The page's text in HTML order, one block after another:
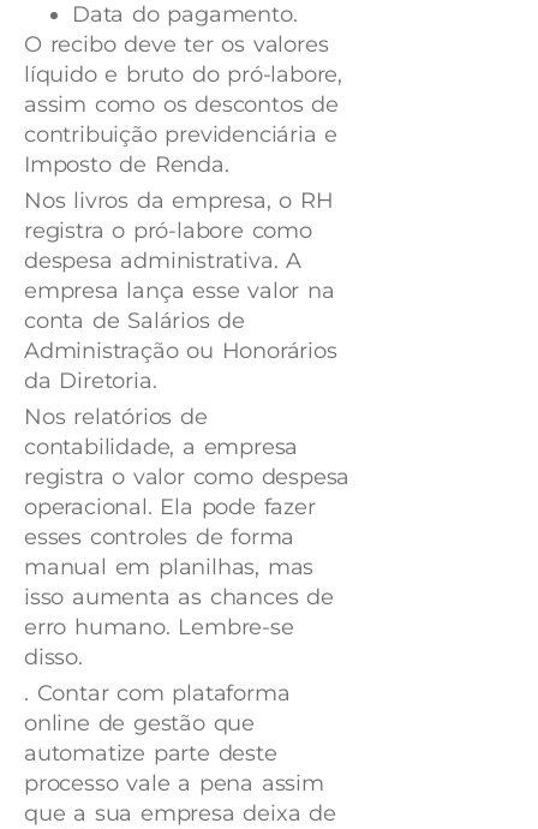
Data do pagamento.
O recibo deve ter os valores
líquido e bruto do pró-labore,
assim como os descontos de
contribuição previdenciária e
Imposto de Renda.
Nos livros da empresa, o RH
registra o pró-labore como
despesa administrativa. A
empresa lança esse valor na
conta de Salários de
Administração ou Honorários
da Diretoria.
Nos relatórios de
contabilidade, a empresa
registra o valor como despesa
operacional. Ela pode fazer
esses controles de forma
manual em planilhas, mas
isso aumenta as chances de
erro humano. Lembre-se
disso.
. Contar com plataforma
online de gestão que
automatize parte deste
processo vale a pena assim
que a sua empresa deixa de